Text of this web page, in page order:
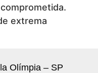
extrema
Olímpia – SP